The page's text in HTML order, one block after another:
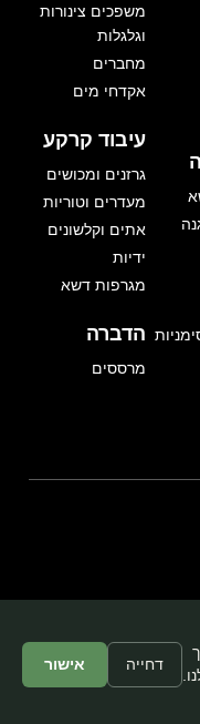
משפכים צינורות
וגלגלות
מחברים
אקדחי מים
עיבוד קרקע
גרזנים ומכושים
מעדרים וטוריות
אתים וקלשונים
ידיות
מגרפות דשא
הדברה
מרססים
דחייה אישור